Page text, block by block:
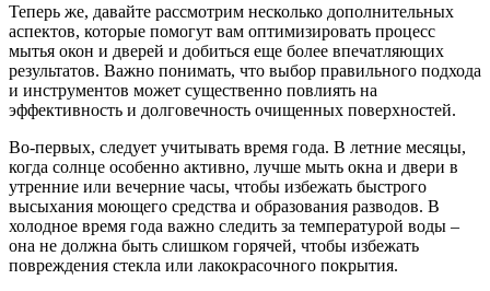
Теперь же, давайте рассмотрим несколько дополнительных
аспектов, которые помогут вам оптимизировать процесс
мытья окон и дверей и добиться еще более впечатляющих
результатов. Важно понимать, что выбор правильного подхода
и инструментов может существенно повлиять на
эффективность и долговечность очищенных поверхностей.
Во-первых, следует учитывать время года. В летние месяцы,
когда солнце особенно активно, лучше мыть окна и двери в
утренние или вечерние часы, чтобы избежать быстрого
высыхания моющего средства и образования разводов. В
холодное время года важно следить за температурой воды –
она не должна быть слишком горячей, чтобы избежать
повреждения стекла или лакокрасочного покрытия.